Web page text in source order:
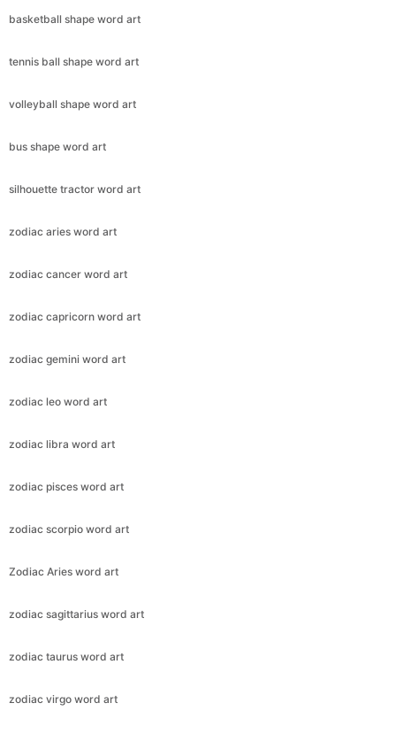
basketball shape word art
tennis ball shape word art
volleyball shape word art
bus shape word art
silhouette tractor word art
zodiac aries word art
zodiac cancer word art
zodiac capricorn word art
zodiac gemini word art
zodiac leo word art
zodiac libra word art
zodiac pisces word art
zodiac scorpio word art
Zodiac Aries word art
zodiac sagittarius word art
zodiac taurus word art
zodiac virgo word art